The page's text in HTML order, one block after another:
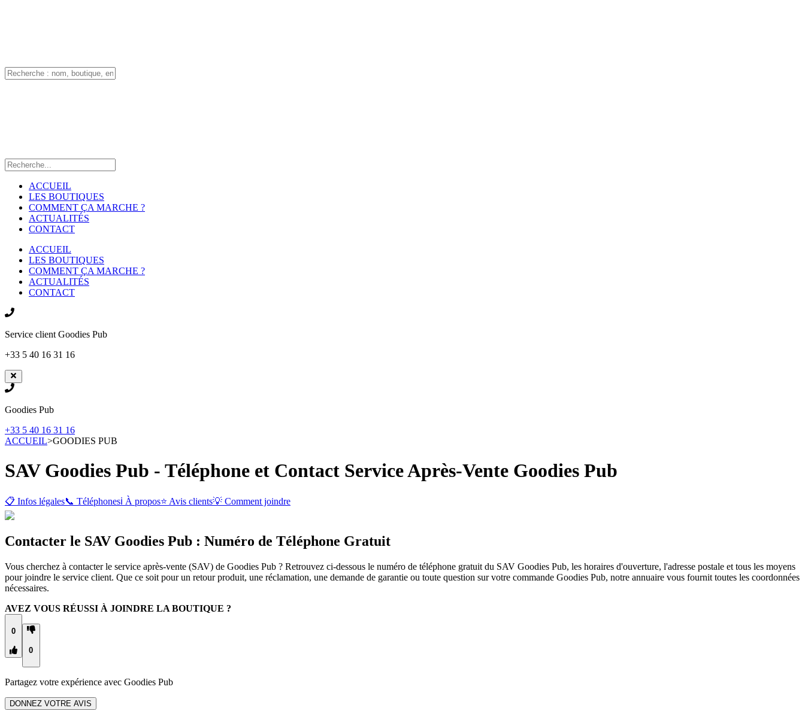
ACCUEIL
LES BOUTIQUES
COMMENT ÇA MARCHE ?
ACTUALITÉS
CONTACT
ACCUEIL
LES BOUTIQUES
COMMENT ÇA MARCHE ?
ACTUALITÉS
CONTACT
Service client Goodies Pub
+33 5 40 16 31 16
Goodies Pub
+33 5 40 16 31 16
ACCUEIL>GOODIES PUB
SAV Goodies Pub - Téléphone et Contact Service Après-Vente Goodies Pub
📋 Infos légales📞 Téléphonesℹ️ À propos⭐ Avis clients💡 Comment joindre
Contacter le SAV Goodies Pub : Numéro de Téléphone Gratuit
Vous cherchez à contacter le service après-vente (SAV) de Goodies Pub ? Retrouvez ci-dessous le numéro de téléphone gratuit du SAV Goodies Pub, les horaires d'ouverture, l'adresse postale et tous les moyens
pour joindre le service client. Que ce soit pour un retour produit, une réclamation, une demande de garantie ou toute question sur votre commande Goodies Pub, notre annuaire vous fournit toutes les coordonnées
nécessaires.
AVEZ VOUS RÉUSSI À JOINDRE LA BOUTIQUE ?
0
0
Partagez votre expérience avec Goodies Pub
DONNEZ VOTRE AVIS